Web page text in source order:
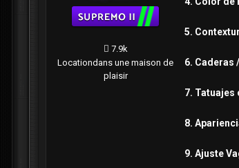
7.9k
Locationdans une maison de
plaisir
5.
6. Caderas
7. Tatuajes
8.
9. Ajuste